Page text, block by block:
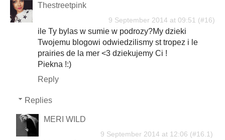
Thestreetpink
9 September 2014 at 09:51
ile Ty bylas w sumie w podrozy?My dzieki
Twojemu blogowi odwiedzilismy st tropez i le
prairies de la mer <3 dziekujemy Ci !
Piekna !:)
Reply
Replies
MERI WILD
9 September 2014 at 12:06